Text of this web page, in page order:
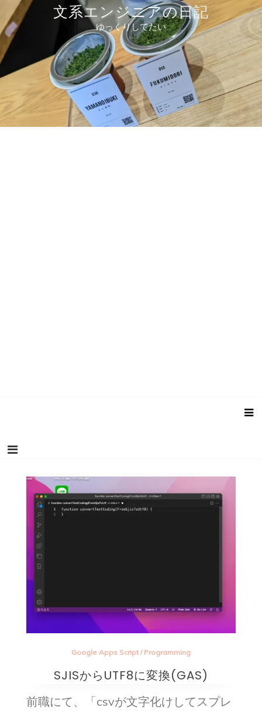
テ
ツ
へ
ス
ッ
プ
文系エンジニアの日記
ゆっくりしてたい
Google Apps Script/ Programming
SJISからUTF8に変換(GAS)
前職にて、「csvが文字化けしてスプレ